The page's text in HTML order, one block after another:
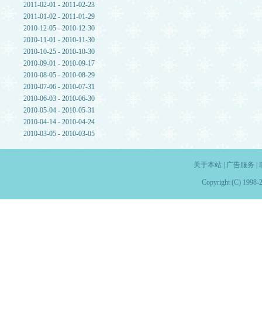
2011-02-01 - 2011-02-23
2011-01-02 - 2011-01-29
2010-12-05 - 2010-12-30
2010-11-01 - 2010-11-30
2010-10-25 - 2010-10-30
2010-09-01 - 2010-09-17
2010-08-05 - 2010-08-29
2010-07-06 - 2010-07-31
2010-06-03 - 2010-06-30
2010-05-04 - 2010-05-31
2010-04-14 - 2010-04-24
2010-03-05 - 2010-03-05
关于本站| 广告服务
Copyright (C) 1998-